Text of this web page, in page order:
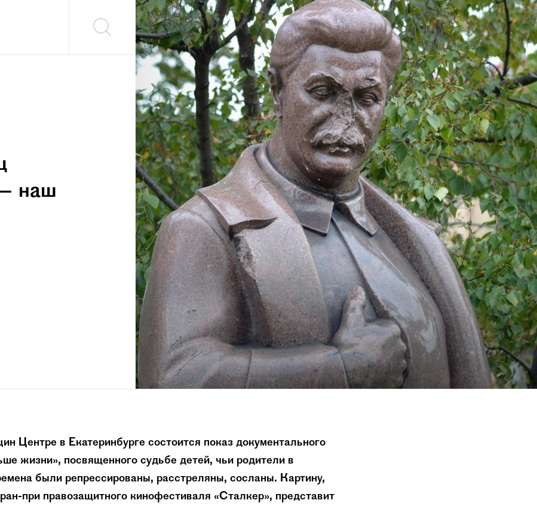
наш
Центре в Екатеринбурге состоится показ документального
жизни», посвященного судьбе детей, чьи родители в
были репрессированы, расстреляны, сосланы. Картину,
при правозащитного кинофестиваля «Сталкер», представит